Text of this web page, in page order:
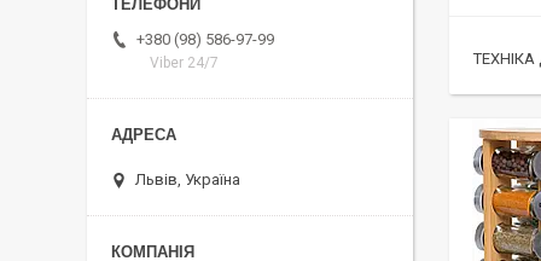
ТЕХНІКА
+380 (98) 586-97-99
Viber 24/7
Львів, Україна